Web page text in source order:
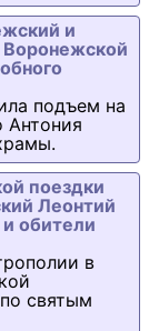
и
Воронежской
подъем на
Антония
поездки
Леонтий
обители
в
святым